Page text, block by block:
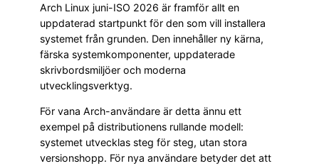
Arch Linux juni-ISO 2026 är framför allt en
uppdaterad startpunkt för den som vill installera
systemet från grunden. Den innehåller ny kärna,
färska systemkomponenter, uppdaterade
skrivbordsmiljöer och moderna
utvecklingsverktyg.
För vana Arch-användare är detta ännu ett
exempel på distributionens rullande modell:
systemet utvecklas steg för steg, utan stora
versionshopp. För nya användare betyder det att